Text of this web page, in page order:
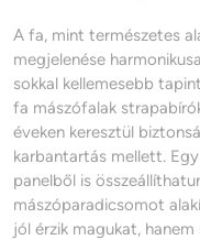
A fa, mint természetes
megjelenése
sokkal kellemesebb
fa mászófalak
éveken keresztül
karbantartás mellett.
panelből is
mászóparadicsomot
jól érzik magukat,